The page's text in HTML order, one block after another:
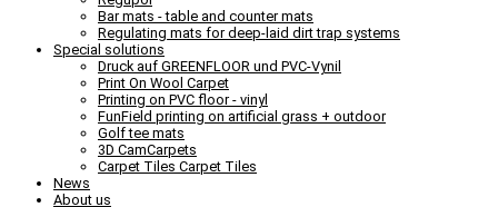
Bar mats - table and counter mats
Regulating mats for deep-laid dirt trap systems
Special solutions
Druck auf GREENFLOOR und PVC-Vynil
Print On Wool Carpet
Printing on PVC floor - vinyl
FunField printing on artificial grass + outdoor
Golf tee mats
3D CamCarpets
Carpet Tiles Carpet Tiles
News
About us